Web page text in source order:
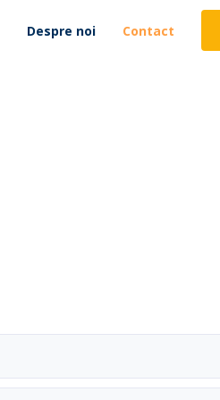
Despre noi Contact